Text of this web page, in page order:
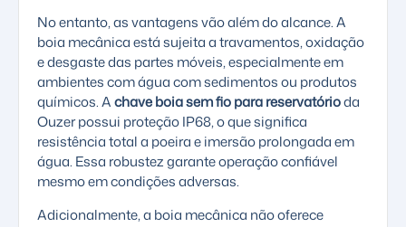
No entanto, as vantagens vão além do alcance. A
boia mecânica está sujeita a travamentos, oxidação
e desgaste das partes móveis, especialmente em
ambientes com água com sedimentos ou produtos
químicos. Achave boia sem fio para reservatórioda
Ouzer possui proteção IP68, o que significa
resistência total a poeira e imersão prolongada em
água. Essa robustez garante operação confiável
mesmo em condições adversas.
Adicionalmente, a boia mecânica não oferece